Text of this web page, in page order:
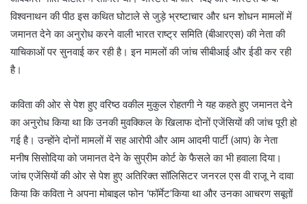
विश्वनाथन की पीठ इस कथित घोटाले से जुड़े भ्रष्टाचार और धन शोधन मामलों में
जमानत देने का अनुरोध करने वाली भारत राष्ट्र समिति (बीआरएस) की नेता की
याचिकाओं पर सुनवाई कर रही है। इन मामलों की जांच सीबीआई और ईडी कर रही
है।
कविता की ओर से पेश हुए वरिष्ठ वकील मुकुल रोहतगी ने यह कहते हुए जमानत देने
का अनुरोध किया था कि उनकी मुवक्किल के खिलाफ दोनों एजेंसियों की जांच पूरी हो
गई है। उन्होंने दोनों मामलों में सह आरोपी और आम आदमी पार्टी (आप) के नेता
मनीष सिसोदिया को जमानत देने के सुप्रीम कोर्ट के फैसले का भी हवाला दिया।
जांच एजेंसियों की ओर से पेश हुए अतिरिक्त सॉलिसिटर जनरल एस वी राजू ने दावा
किया कि कविता ने अपना मोबाइल फोन ‘फॉर्मेट’किया था और उनका आचरण सबूतों